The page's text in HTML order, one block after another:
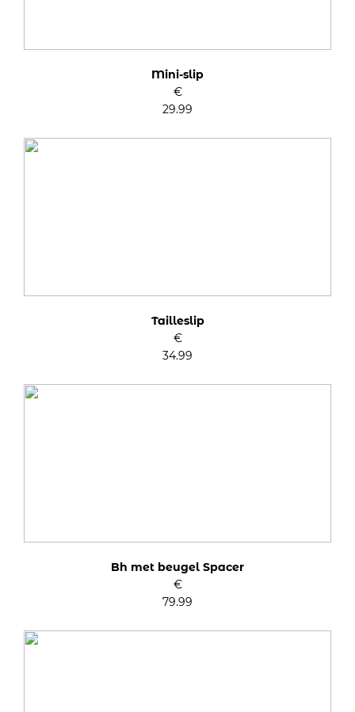
Mini-slip
€
29.99
Tailleslip
€
34.99
Bh met beugel Spacer
€
79.99